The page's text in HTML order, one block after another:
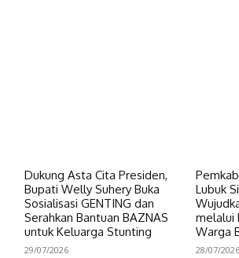
Dukung Asta Cita Presiden,
Bupati Welly Suhery Buka
Sosialisasi GENTING dan
Serahkan Bantuan BAZNAS
untuk Keluarga Stunting
29/07/2026
Lubuk
melalui
Warga
28/07/2026